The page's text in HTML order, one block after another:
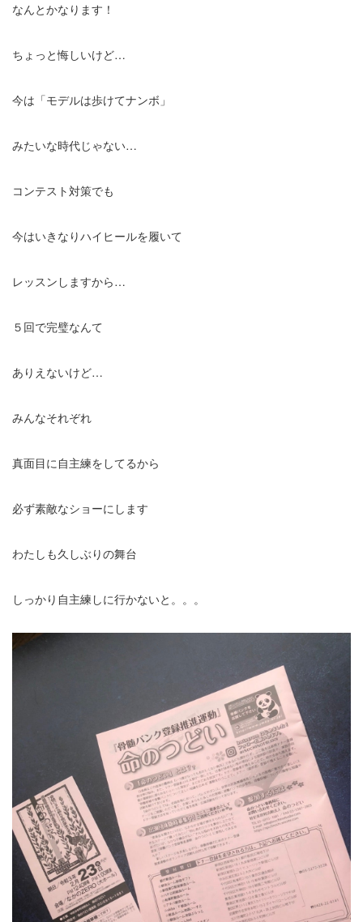
なんとかなります！
ちょっと悔しいけど…
今は「モデルは歩けてナンボ」
みたいな時代じゃない…
コンテスト対策でも
今はいきなりハイヒールを履いて
レッスンしますから…
５回で完璧なんて
ありえないけど…
みんなそれぞれ
真面目に自主練をしてるから
必ず素敵なショーにします
わたしも久しぶりの舞台
しっかり自主練しに行かないと。。。